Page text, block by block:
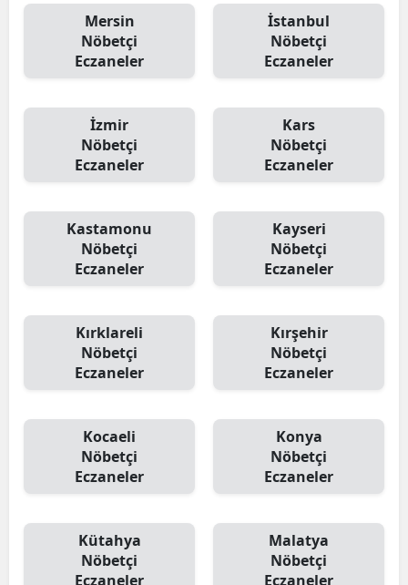
Mersin
Nöbetçi
Eczaneler
İstanbul
Nöbetçi
Eczaneler
İzmir
Nöbetçi
Eczaneler
Kars
Nöbetçi
Eczaneler
Kastamonu
Nöbetçi
Eczaneler
Kayseri
Nöbetçi
Eczaneler
Kırklareli
Nöbetçi
Eczaneler
Kırşehir
Nöbetçi
Eczaneler
Kocaeli
Nöbetçi
Eczaneler
Konya
Nöbetçi
Eczaneler
Kütahya
Nöbetçi
Eczaneler
Malatya
Nöbetçi
Eczaneler